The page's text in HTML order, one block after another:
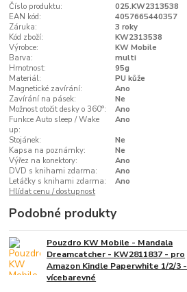
Číslo produktu:
025.KW2313538
EAN kód:
4057665440357
Záruka:
3 roky
Kód zboží:
KW2313538
Výrobce:
KW Mobile
Barva:
multi
Hmotnost:
95g
Materiál:
PU kůže
Magnetické zavírání:
Ano
Zavírání na pásek:
Ne
Možnost otočit desky o 360°:
Ano
Funkce Auto sleep / Wake
up:
Ano
Stojánek:
Ne
Kapsa na poznámky:
Ne
Výřez na konektory:
Ano
DVD s knihami zdarma:
Ano
Letáčky s knihami zdarma:
Ano
Hlídat cenu / dostupnost
Podobné produkty
Pouzdro KW Mobile - Mandala
Dreamcatcher - KW2811837 - pro
Amazon Kindle Paperwhite 1/2/3 -
vícebarevné